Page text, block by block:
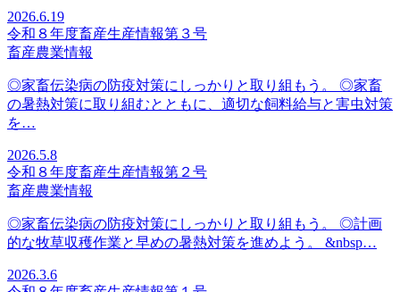
2026.6.19
令和８年度畜産生産情報第３号
畜産農業情報
◎家畜伝染病の防疫対策にしっかりと取り組もう。 ◎家畜
の暑熱対策に取り組むとともに、適切な飼料給与と害虫対策
を…
2026.5.8
令和８年度畜産生産情報第２号
畜産農業情報
◎家畜伝染病の防疫対策にしっかりと取り組もう。 ◎計画
的な牧草収穫作業と早めの暑熱対策を進めよう。 &nbsp…
2026.3.6